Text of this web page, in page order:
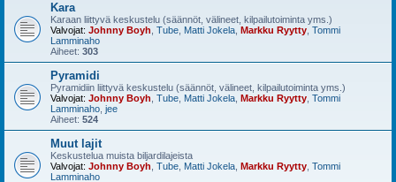
Kara
Karaan liittyvä keskustelu (säännöt, välineet, kilpailutoiminta yms.)
Valvojat: Johnny Boyh Tube Matti Jokela Markku Ryytty Tommi
Lamminaho
Aiheet: 303
Pyramidi
Pyramidiin liittyvä keskustelu (säännöt, välineet, kilpailutoiminta yms.)
Valvojat: Johnny Boyh Tube Matti Jokela Markku Ryytty Tommi
Lamminaho jee
Aiheet: 524
Muut lajit
Keskustelua muista biljardilajeista
Valvojat: Johnny Boyh Tube Matti Jokela Markku Ryytty Tommi
Lamminaho